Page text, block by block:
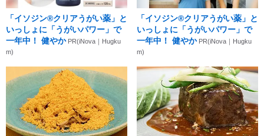
「イソジン®クリアうがい薬」と
いっしょに「うがいパワー」で
一年中！ 健やか PR(iNova｜Hugku
m)
「イソジン®クリアうがい薬」と
いっしょに「うがいパワー」で
一年中！ 健やか PR(iNova｜Hugku
m)